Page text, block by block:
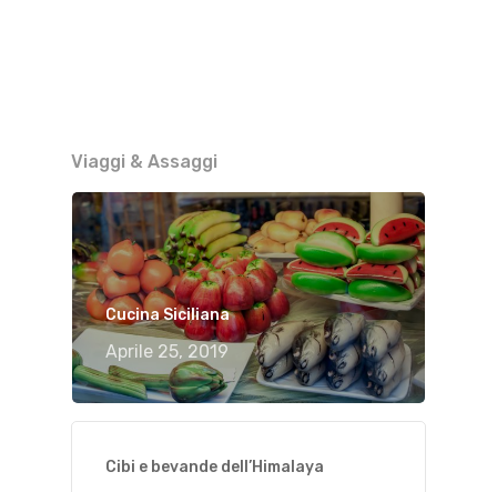
Viaggi & Assaggi
Cucina Siciliana
Aprile 25, 2019
Cibi e bevande dell’Himalaya